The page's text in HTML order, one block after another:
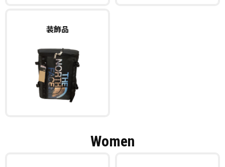
装飾品
Women